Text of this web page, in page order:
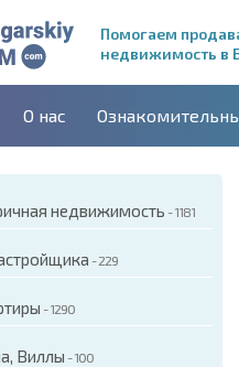
Помогаем
недвижимость в
О нас
недвижимость - 1181
- 229
- 1290
Виллы - 100